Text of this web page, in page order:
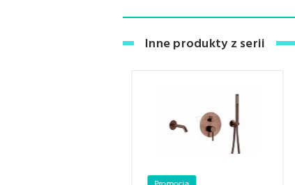
Inne produkty z serii